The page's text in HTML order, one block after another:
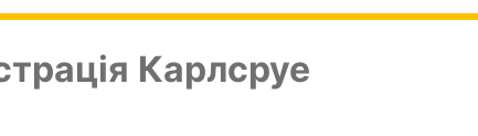
Карлсруе